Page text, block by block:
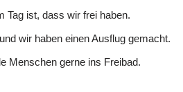
Tag ist, dass wir frei haben.
und wir haben einen Ausflug gemacht.
Menschen gerne ins Freibad.